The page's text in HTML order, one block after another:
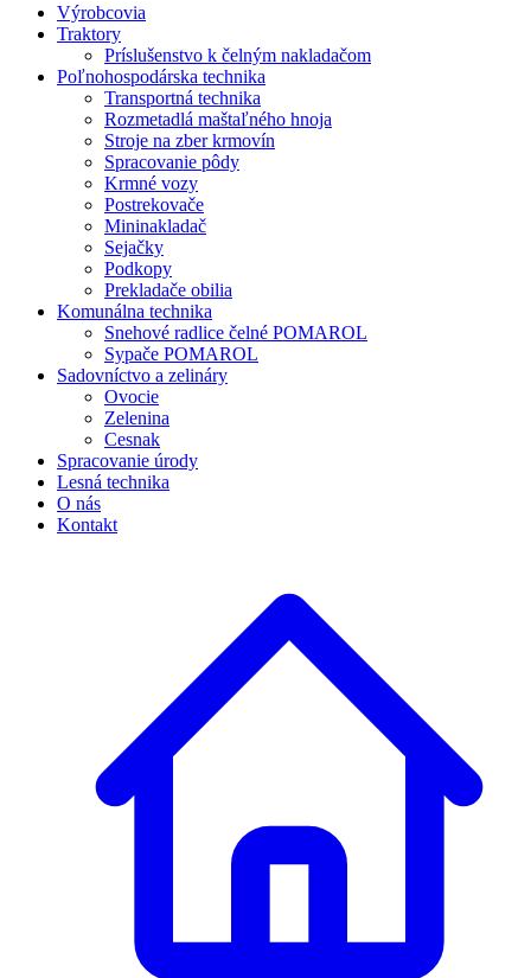
Výrobcovia
Traktory
Príslušenstvo k čelným nakladačom
Poľnohospodárska technika
Transportná technika
Rozmetadlá maštaľného hnoja
Stroje na zber krmovín
Spracovanie pôdy
Krmné vozy
Postrekovače
Mininakladač
Sejačky
Podkopy
Prekladače obilia
Komunálna technika
Snehové radlice čelné POMAROL
Sypače POMAROL
Sadovníctvo a zelináry
Ovocie
Zelenina
Cesnak
Spracovanie úrody
Lesná technika
O nás
Kontakt